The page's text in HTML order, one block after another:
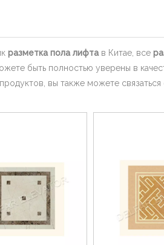
разметка пола лифтав Китае, все
быть полностью уверены в
вы также можете связаться